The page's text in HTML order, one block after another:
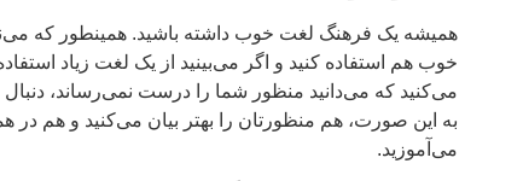
همیشه یک فرهنگ لغت خوب داشته باشید. همینطور که
خوب هم استفاده کنید و اگر می‌بینید از یک لغت زیاد
می‌کنید که می‌دانید منظور شما را درست نمی‌رساند، دنبال
به این صورت، هم منظورتان را بهتر بیان می‌کنید و هم در
می‌آموزید.